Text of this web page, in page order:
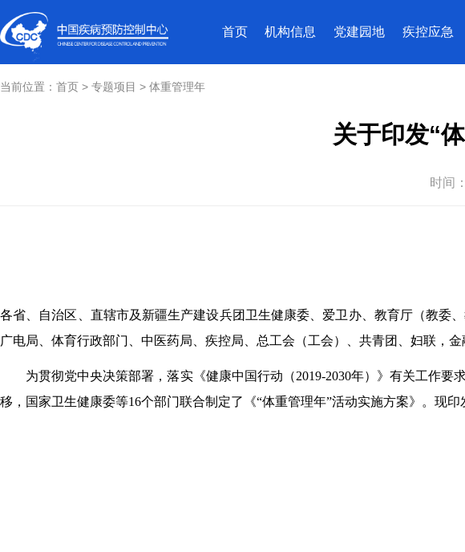
首页 机构信息 党建园地 疾控应急
当前位置： 首页 > 专题项目 > 体重管理年
关于印发“
时间：
各省、自治区、直辖市及新疆生产建设兵团卫生健康委、爱卫办、教育厅（教委
广电局、体育行政部门、中医药局、疾控局、总工会（工会）、共青团、妇联，金
为贯彻党中央决策部署，落实《健康中国行动（2019-2030年）》有关工作要
移，国家卫生健康委等16个部门联合制定了《“体重管理年”活动实施方案》。现印